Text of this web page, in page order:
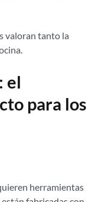
valoran tanto la
el
para los
herramientas